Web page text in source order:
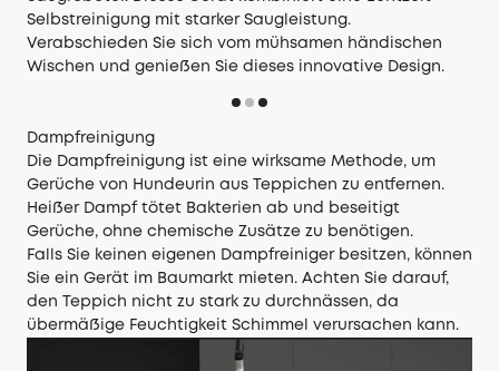
Selbstreinigung mit starker Saugleistung.
Verabschieden Sie sich vom mühsamen händischen
Wischen und genießen Sie dieses innovative Design.
Dampfreinigung
Die Dampfreinigung ist eine wirksame Methode, um
Gerüche von Hundeurin aus Teppichen zu entfernen.
Heißer Dampf tötet Bakterien ab und beseitigt
Gerüche, ohne chemische Zusätze zu benötigen.
Falls Sie keinen eigenen Dampfreiniger besitzen, können
Sie ein Gerät im Baumarkt mieten. Achten Sie darauf,
den Teppich nicht zu stark zu durchnässen, da
übermäßige Feuchtigkeit Schimmel verursachen kann.